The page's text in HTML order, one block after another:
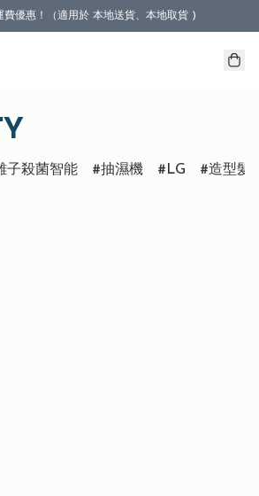
優惠！（適用於 本地送貨、本地取貨 )
子殺菌智能 抽濕機 LG
造型髮